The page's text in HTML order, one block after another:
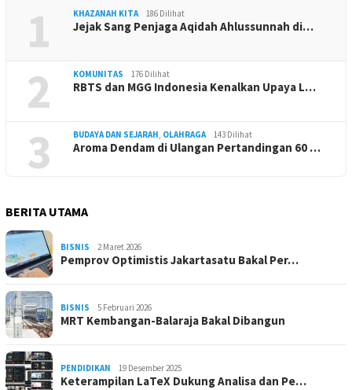
1 KHAZANAH KITA 186 Dilihat
Jejak Sang Penjaga Aqidah Ahlussunnah di…
2 KOMUNITAS 176 Dilihat
RBTS dan MGG Indonesia Kenalkan Upaya L…
3 BUDAYA DAN SEJARAH, OLAHRAGA 143 Dilihat
Aroma Dendam di Ulangan Pertandingan 60 …
BERITA UTAMA
BISNIS 2 Maret 2026
Pemprov Optimistis Jakartasatu Bakal Per…
BISNIS 5 Februari 2026
MRT Kembangan-Balaraja Bakal Dibangun
PENDIDIKAN 19 Desember 2025
Keterampilan LaTeX Dukung Analisa dan Pe…